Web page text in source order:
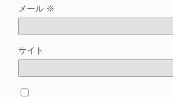
メール ※
サイト